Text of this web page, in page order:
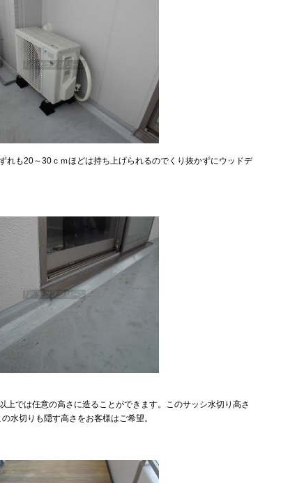
れも20～30ｃｍほどは持ち上げられるのでくり抜かずにウッドデ
上では任意の高さに造ることができます。このサッシ水切り高さ
水切りも隠す高さをお客様はご希望。